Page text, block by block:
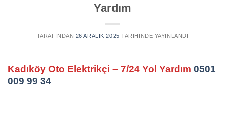
Yardım
TARAFINDAN 26 ARALIK 2025 TARIHINDE YAYINLANDI
Kadıköy Oto Elektrikçi – 7/24 Yol Yardım 0501
009 99 34